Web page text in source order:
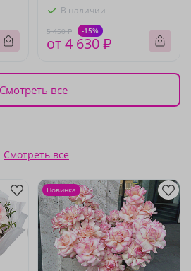
В наличии
5 450 ₽ -15%
от 4 630 ₽
Смотреть все
Смотреть все
Новинка